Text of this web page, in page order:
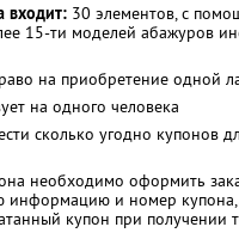
входит: 30 элементов, с
15-ти моделей абажуров
на приобретение одной
на одного человека
сколько угодно купонов
необходимо оформить
информацию и номер
купон при получении